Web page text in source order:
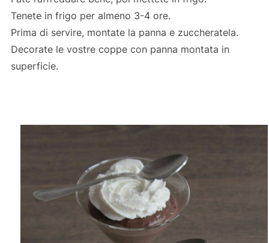
Tenete in frigo per almeno 3-4 ore.
Prima di servire, montate la panna e zuccheratela.
Decorate le vostre coppe con panna montata in
superficie.